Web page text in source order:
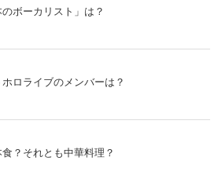
ボーカリスト」は？
ロライブのメンバーは？
？それとも中華料理？